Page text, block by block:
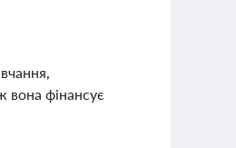
вона фінансує